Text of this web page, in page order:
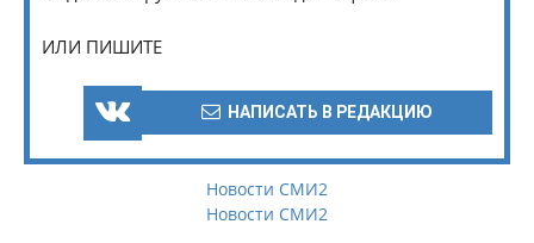
ИЛИ ПИШИТЕ
НАПИСАТЬ В РЕДАКЦИЮ
Новости СМИ2
Новости СМИ2